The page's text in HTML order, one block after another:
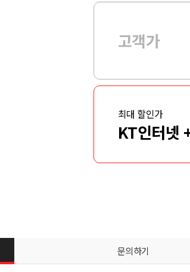
고객가
최대 할인가
KT인터넷
문의하기